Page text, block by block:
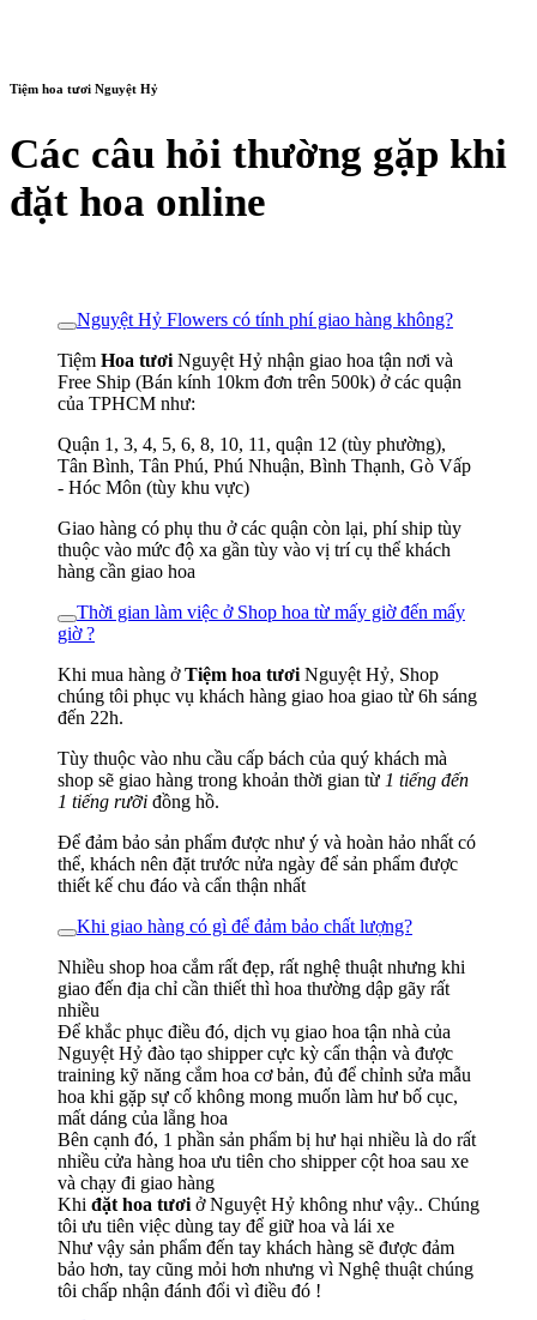
Tiệm hoa tươi Nguyệt Hỷ
Các câu hỏi thường gặp khi
đặt hoa online
Nguyệt Hỷ Flowers có tính phí giao hàng không?
Tiệm Hoa tươi Nguyệt Hỷ nhận giao hoa tận nơi và
Free Ship (Bán kính 10km đơn trên 500k) ở các quận
của TPHCM như:
Quận 1, 3, 4, 5, 6, 8, 10, 11, quận 12 (tùy phường),
Tân Bình, Tân Phú, Phú Nhuận, Bình Thạnh, Gò Vấp
- Hóc Môn (tùy khu vực)
Giao hàng có phụ thu ở các quận còn lại, phí ship tùy
thuộc vào mức độ xa gần tùy vào vị trí cụ thể khách
hàng cần giao hoa
Thời gian làm việc ở Shop hoa từ mấy giờ đến mấy
giờ ?
Khi mua hàng ởTiệm hoa tươi Nguyệt Hỷ, Shop
chúng tôi phục vụ khách hàng giao hoa giao từ 6h sáng
đến 22h.
Tùy thuộc vào nhu cầu cấp bách của quý khách mà
shop sẽ giao hàng trong khoản thời gian từ 1 tiếng đến
1 tiếng rưỡi đồng hồ.
Để đảm bảo sản phẩm được như ý và hoàn hảo nhất có
thể, khách nên đặt trước nửa ngày để sản phẩm được
thiết kế chu đáo và cẩn thận nhất
Khi giao hàng có gì để đảm bảo chất lượng?
Nhiều shop hoa cắm rất đẹp, rất nghệ thuật nhưng khi
giao đến địa chỉ cần thiết thì hoa thường dập gãy rất
nhiều
Để khắc phục điều đó, dịch vụ giao hoa tận nhà của
Nguyệt Hỷ đào tạo shipper cực kỳ cẩn thận và được
training kỹ năng cắm hoa cơ bản, đủ để chỉnh sửa mẫu
hoa khi gặp sự cố không mong muốn làm hư bố cục,
mất dáng của lẵng hoa
Bên cạnh đó, 1 phần sản phẩm bị hư hại nhiều là do rất
nhiều cửa hàng hoa ưu tiên cho shipper cột hoa sau xe
và chạy đi giao hàng
Khi đặt hoa tươi ở Nguyệt Hỷ không như vậy.. Chúng
tôi ưu tiên việc dùng tay để giữ hoa và lái xe
Như vậy sản phẩm đến tay khách hàng sẽ được đảm
bảo hơn, tay cũng mỏi hơn nhưng vì Nghệ thuật chúng
tôi chấp nhận đánh đổi vì điều đó !